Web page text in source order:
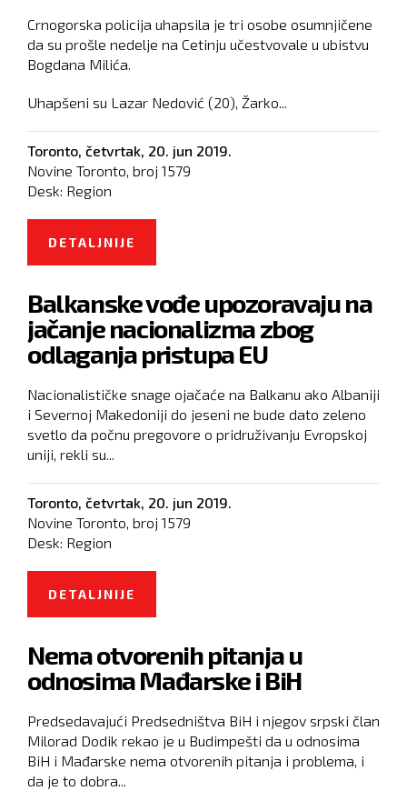
Crnogorska policija uhapsila je tri osobe osumnjičene
da su prošle nedelje na Cetinju učestvovale u ubistvu
Bogdana Milića.
Uhapšeni su Lazar Nedović (20), Žarko...
Toronto, četvrtak, 20. jun 2019.
Novine Toronto, broj 1579
Desk: Region
DETALJNIJE
Balkanske vođe upozoravaju na
jačanje nacionalizma zbog
odlaganja pristupa EU
Nacionalističke snage ojačaće na Balkanu ako Albaniji
i Severnoj Makedoniji do jeseni ne bude dato zeleno
svetlo da počnu pregovore o pridruživanju Evropskoj
uniji, rekli su...
Toronto, četvrtak, 20. jun 2019.
Novine Toronto, broj 1579
Desk: Region
DETALJNIJE
ODLAGANJA PRISTUPA EU
Nema otvorenih pitanja u
odnosima Mađarske i BiH
Predsedavajući Predsedništva BiH i njegov srpski član
Milorad Dodik rekao je u Budimpešti da u odnosima
BiH i Mađarske nema otvorenih pitanja i problema, i
da je to dobra...